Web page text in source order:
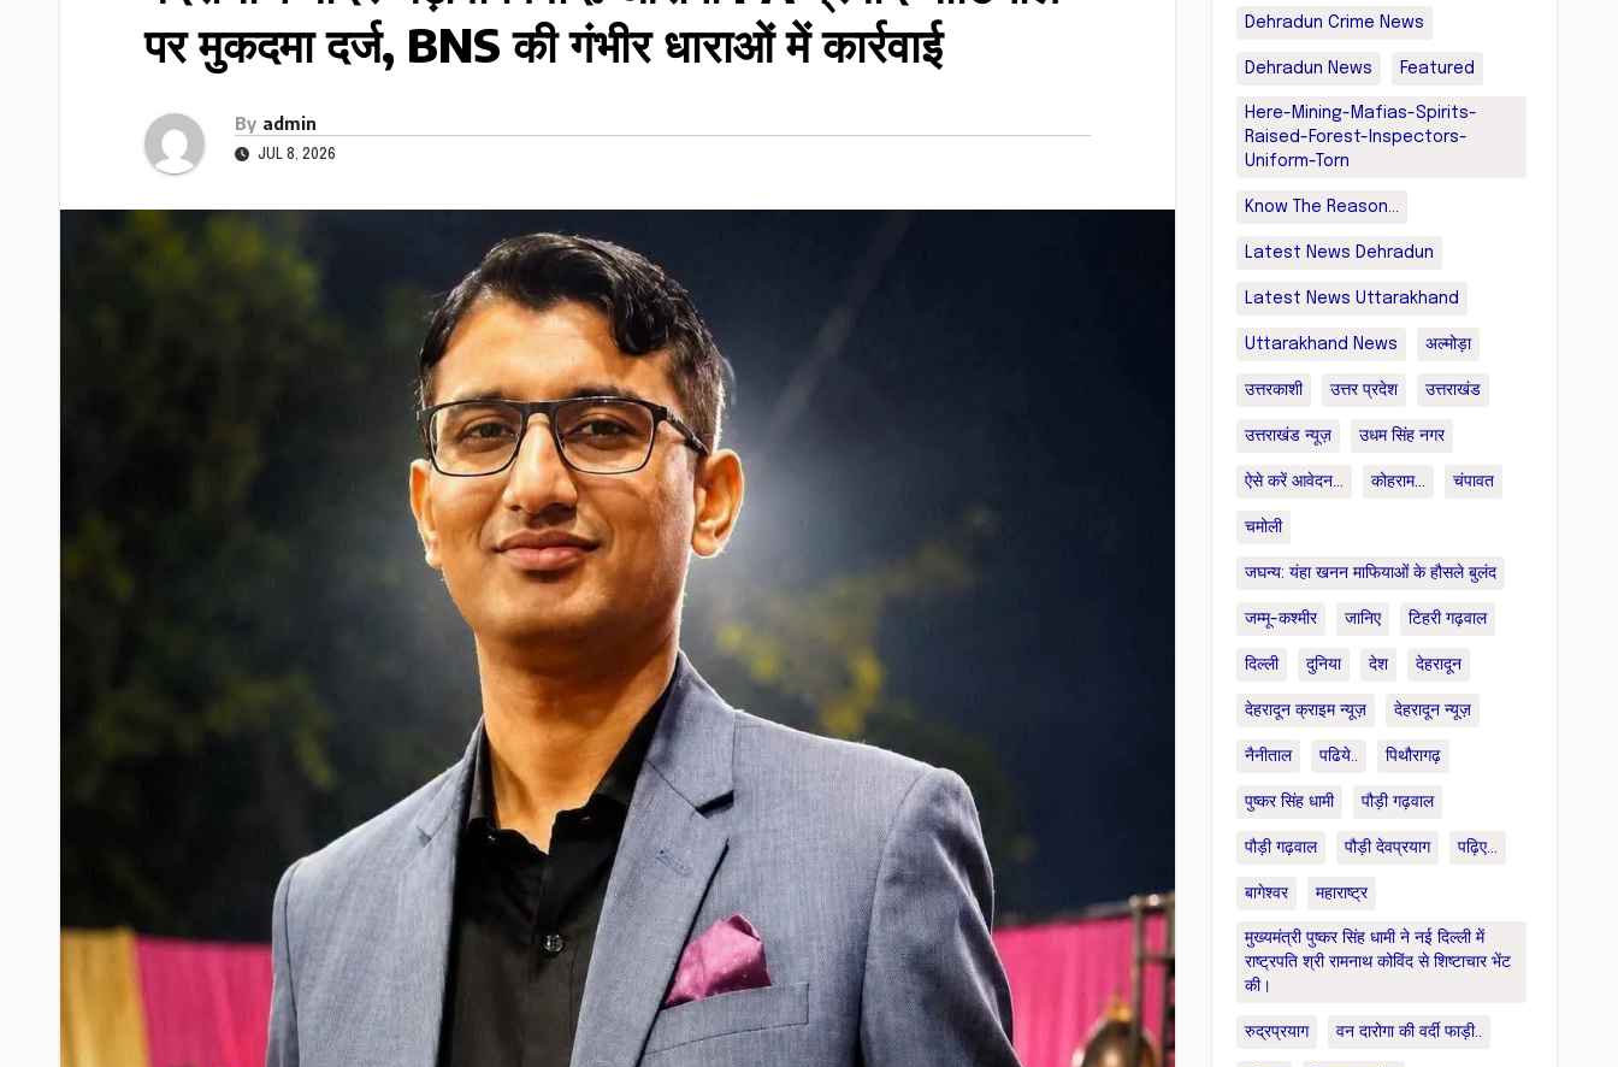
पर मुकदमा दर्ज, BNS की गंभीर धाराओं में कार्रवाई
By admin
JUL 8, 2026
Dehradun Crime News
Dehradun News Featured
Here-Mining-Mafias-Spirits-
Raised-Forest-Inspectors-
Uniform-Torn
Know The Reason...
Latest News Dehradun
Latest News Uttarakhand
Uttarakhand News अल्मोड़ा
उत्तरकाशी उत्तर प्रदेश उत्तराखंड
उत्तराखंड न्यूज़ उधम सिंह नगर
ऐसे करें आवेदन... कोहराम... चंपावत
चमोली
जघन्य: यंहा खनन माफियाओं के हौसले बुलंद
जम्मू-कश्मीर जानिए टिहरी गढ़वाल
दिल्ली दुनिया देश देहरादून
देहरादून क्राइम न्यूज़ देहरादून न्यूज़
नैनीताल पढिये.. पिथौरागढ़
पुष्कर सिंह धामी पौड़ी गढ़वाल
पौड़ी गढ़वाल पौड़ी देवप्रयाग पढ़िए...
बागेश्वर महाराष्ट्र
मुख्यमंत्री पुष्कर सिंह धामी ने नई दिल्ली में
राष्ट्रपति श्री रामनाथ कोविंद से शिष्टाचार भेंट
की।
रुद्रप्रयाग वन दारोगा की वर्दी फाड़ी..